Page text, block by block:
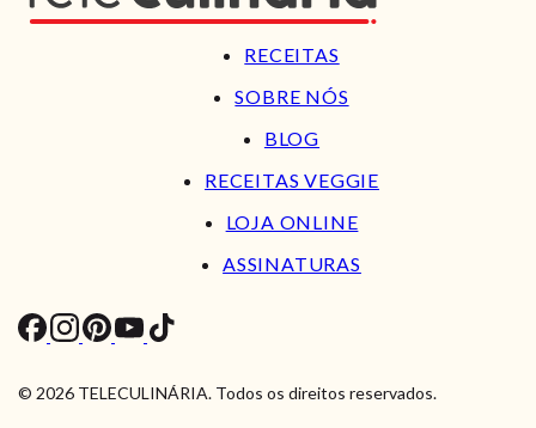
RECEITAS
SOBRE NÓS
BLOG
RECEITAS VEGGIE
LOJA ONLINE
ASSINATURAS
© 2026 TELECULINÁRIA. Todos os direitos reservados.